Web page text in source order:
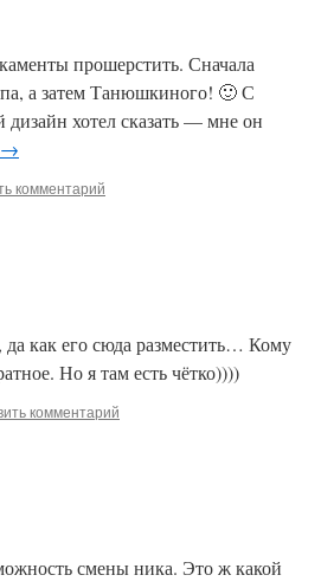
прошерстить. Сначала
а затем Танюшкиного! 🙂 С
хотел сказать — мне он
→
комментарий
да как его сюда разместить… Кому
Но я там есть чётко))))
комментарий
смены ника. Это ж какой